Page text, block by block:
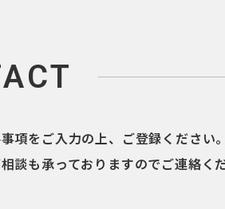
項をご入力の上、ご登録ください
談も承っておりますのでご連絡く